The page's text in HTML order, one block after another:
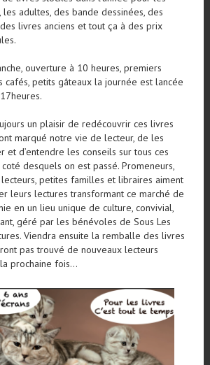
les adultes, des bande dessinées, des
livres anciens et tout ça à des prix
ouverture à 10 heures, premiers
cafés, petits gâteaux la journée est lancée
un plaisir de redécouvrir ces livres
marqué notre vie de lecteur, de les
et d’entendre les conseils sur tous ces
desquels on est passé. Promeneurs,
petites familles et libraires aiment
leurs lectures transformant ce marché de
en un lieu unique de culture, convivial,
géré par les bénévoles de Sous Les
Viendra ensuite la remballe des livres
pas trouvé de nouveaux lecteurs
la prochaine fois…